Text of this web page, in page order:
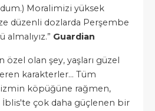
Moralimizi yüksek
düzenli dozlarda Perşembe
Guardian
özel olan şey, yaşları güzel
karakterler... Tüm
köpüğüne rağmen,
çok daha güçlenen bir